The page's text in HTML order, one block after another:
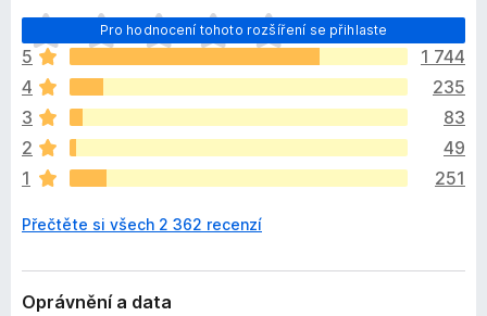
Pro hodnocení tohoto rozšíření se přihlaste
Z
a
t
í
m
n
e
h
d
o
c
5
1 744
4
235
3
83
2
49
1
251
Přečtěte si všech 2 362 recenzí
Oprávnění a data